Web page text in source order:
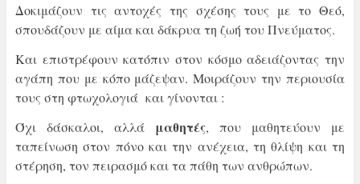
Δοκιμάζουν τις αντοχές της σχέσης τους με το Θεό,
σπουδάζουν με αίμα και δάκρυα τη ζωή του Πνεύματος.
Και επιστρέφουν κατόπιν στον κόσμο αδειάζοντας την
αγάπη που με κόπο μάζεψαν. Μοιράζουν την περιουσία
τους στη φτωχολογιά και γίνονται :
Όχι δάσκαλοι, αλλά μαθητές, που μαθητεύουν με
ταπείνωση στον πόνο και την ανέχεια, τη θλίψη και τη
στέρηση, τον πειρασμό και τα πάθη των ανθρώπων.